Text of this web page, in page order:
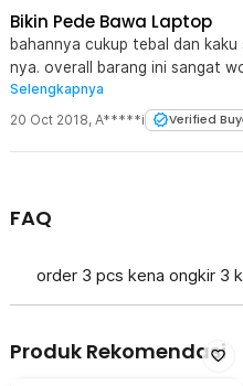
Bikin Pede Bawa Laptop
bahannya cukup tebal dan
nya. overall barang ini sangat
dan halus. catatan saja, jangan pernah sampai ke lipat nanti
terlihat jelek hehe
Selengkapnya
20 Oct 2018, A*****i Verified
FAQ
order 3 pcs kena ongkir 3
Produk Rekomendasi